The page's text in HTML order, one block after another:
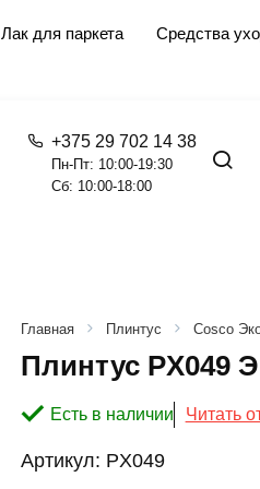
Лак для паркета Средства
+375 29 702 14 38
Пн-Пт: 10:00-19:30
Сб: 10:00-18:00
Главная Плинтус Cosco
Плинтус PX049
Есть в наличии Читать
Артикул: PX049